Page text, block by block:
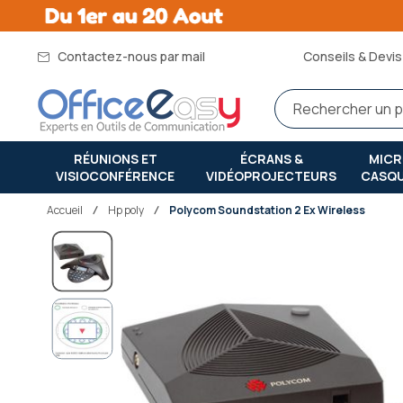
Contactez-nous par mail Conseils &
RÉUNIONS ET
VISIOCONFÉRENCE
ÉCRANS &
VIDÉOPROJECTEURS
Accueil hp poly Polycom Soundstation 2 Ex Wireless
Passer
fin
de
galerie
d’images